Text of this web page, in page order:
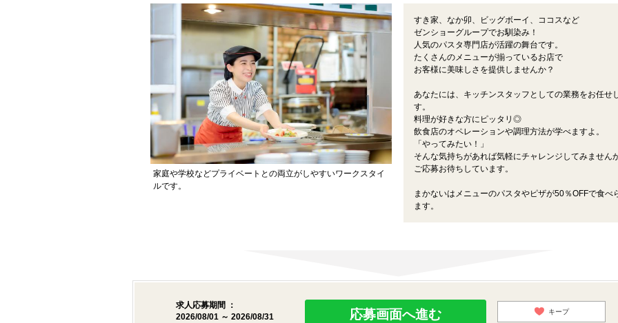
家庭や学校などプライベートとの両立がしやすいワークスタイ
ルです。
すき家、なか卯、ビッグボーイ、ココスなど
ゼンショーグループでお馴染み！
人気のパスタ専門店が活躍の舞台です。
たくさんのメニューが揃っているお店で
お客様に美味しさを提供しませんか？
あなたには、キッチンスタッフとしての業務をお任せ
す。
料理が好きな方にピッタリ◎
飲食店のオペレーションや調理方法が学べますよ。
「やってみたい！」
そんな気持ちがあれば気軽にチャレンジしてみません
ご応募お待ちしています。
まかないはメニューのパスタやピザが50％OFFで食べ
ます。
求人応募期間 ：
2026/08/01 ～ 2026/08/31
応募画面へ進む キープ